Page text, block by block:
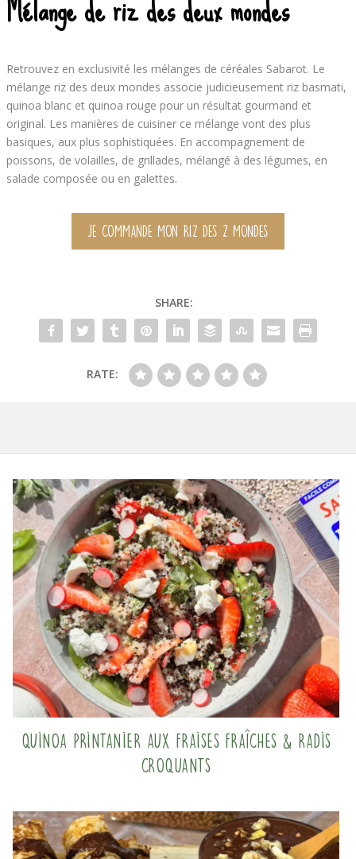
Mélange de riz des deux mondes
Retrouvez en exclusivité les mélanges de céréales Sabarot. Le
mélange riz des deux mondes associe judicieusement riz basmati,
quinoa blanc et quinoa rouge pour un résultat gourmand et
original. Les manières de cuisiner ce mélange vont des plus
basiques, aux plus sophistiquées. En accompagnement de
poissons, de volailles, de grillades, mélangé à des légumes, en
salade composée ou en galettes.
JE COMMANDE MON RIZ DES 2 MONDES
SHARE:
RATE:
Quinoa printanier aux fraises fraîches & radis
croquants